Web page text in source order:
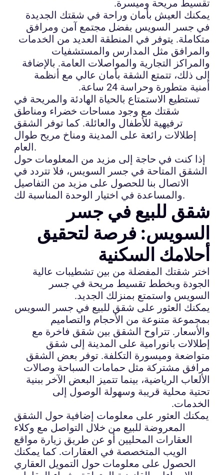
تقسيط مريحة وميسرة.
يمكنك العيش بأمان وراحة في شقتك الجديدة
في جسر السويس بفضل مجتمع آمن ومرافق
متكاملة. يتوفر في المنطقة العديد من الخدمات
والمرافق مثل المدارس والمستشفيات
والمراكز التجارية والمواصلات العامة. بالإضافة
إلى ذلك، تتمتع الشقة بأمان عالي مع أنظمة
أمنية متطورة وحراسة 24 ساعة.
تستطيع الاستمتاع بالحياة الهادئة والمريحة في
شقتك مع وجود مساحات خضراء ومناطق
ترفيهية للأطفال والعائلة. كما توفر الشقق
إطلالات رائعة على المدينة ومناخ مريح طوال
العام.
إذا كنت في حاجة إلى مزيد من المعلومات حول
الشقق المتاحة في جسر السويس، فلا تتردد في
الاتصال بنا للحصول على مزيد من التفاصيل
والمساعدة في اختيار الوحدة المناسبة لك.
شقق للبيع في جسر
السويس: فرصة لتحقيق
أحلامك السكنية
اختر شقتك المفضلة من بين تشطيبات عالية
الجودة وبخطط تقسيط مريحة في جسر
السويس واستمتع بمنزلك الجديد.
يمكنك العثور على شقق للبيع في جسر السويس
بمجموعة متنوعة من الأحجام والتصاميم
والأسعار. تتراوح الشقق بين شقق فاخرة مع
إطلالات بانورامية على المدينة إلى شقق
متواضعة وميسورة التكلفة. توفر بعض الشقق
مرافق مشتركة مثل حمامات السباحة وصالات
الألعاب الرياضية، بينما تتميز البعض الآخر ببنية
تحتية محلية قريبة وسهولة الوصول إلى
الخدمات.
يمكنك العثور على معلومات إضافية حول الشقق
المعروضة للبيع من خلال التواصل مع وكلاء
العقارات المحليين أو عن طريق زيارة مواقع
الويب المتخصصة في العقارات. كما يمكنك
الحصول على معلومات حول التمويل العقاري